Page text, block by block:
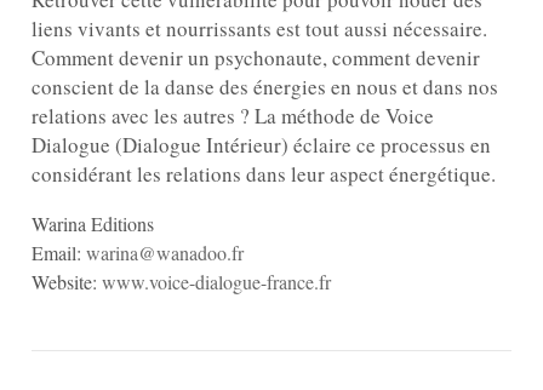
liens vivants et nourrissants est tout aussi nécessaire.
Comment devenir un psychonaute, comment devenir
conscient de la danse des énergies en nous et dans nos
relations avec les autres ? La méthode de Voice
Dialogue (Dialogue Intérieur) éclaire ce processus en
considérant les relations dans leur aspect énergétique.
Warina Editions
Email: warina@wanadoo.fr
Website: www.voice-dialogue-france.fr